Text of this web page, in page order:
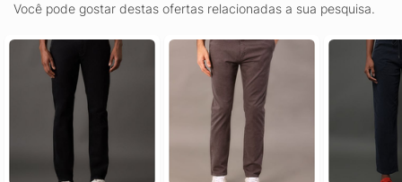
Você pode gostar destas ofertas relacionadas a sua pesquisa.